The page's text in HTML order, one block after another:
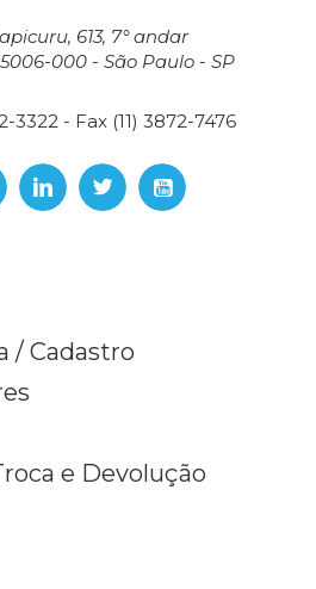
613, 7° andar
000 - São Paulo - SP
3322 - Fax (11) 3872-7476
/ Cadastro
e Devolução